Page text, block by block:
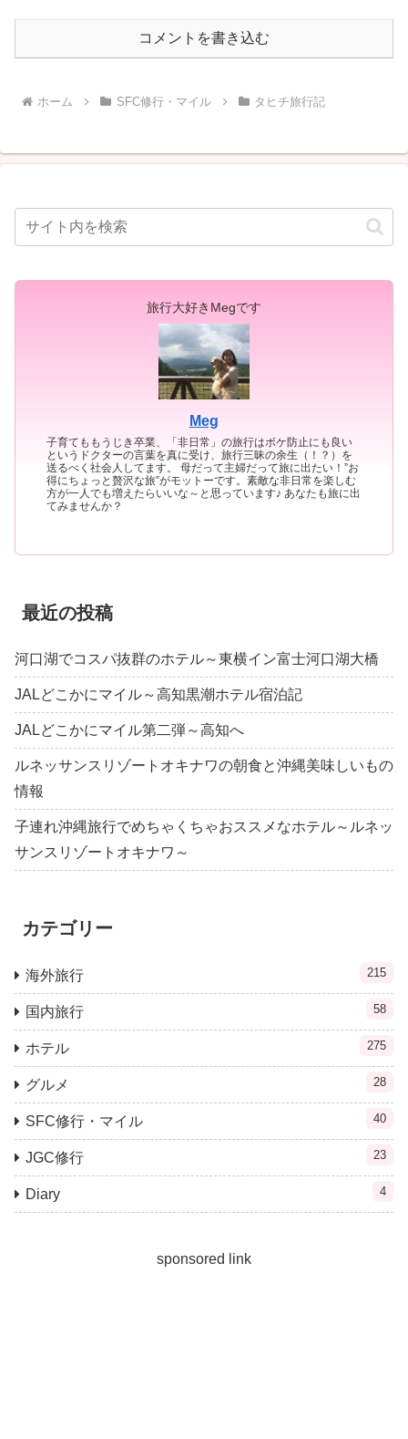
コメントを書き込む
ホーム SFC修行・マイル タヒチ旅行記
旅行大好きMegです
Meg
子育てももうじき卒業、「非日常」の旅行はボケ防止にも良い
というドクターの言葉を真に受け、旅行三昧の余生（！？）を
送るべく社会人してます。 母だって主婦だって旅に出たい！”お
得にちょっと贅沢な旅”がモットーです。素敵な非日常を楽しむ
方が一人でも増えたらいいな～と思っています♪ あなたも旅に出
てみませんか？
最近の投稿
河口湖でコスパ抜群のホテル～東横イン富士河口湖大橋
JALどこかにマイル～高知黒潮ホテル宿泊記
JALどこかにマイル第二弾～高知へ
ルネッサンスリゾートオキナワの朝食と沖縄美味しいもの
情報
子連れ沖縄旅行でめちゃくちゃおススメなホテル～ルネッ
サンスリゾートオキナワ～
カテゴリー
海外旅行 215
国内旅行 58
ホテル 275
グルメ 28
SFC修行・マイル 40
JGC修行 23
Diary 4
sponsored link